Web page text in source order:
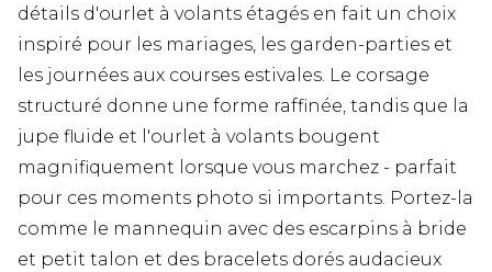
détails d'ourlet à volants étagés en fait un choix
inspiré pour les mariages, les garden-parties et
les journées aux courses estivales. Le corsage
structuré donne une forme raffinée, tandis que la
jupe fluide et l'ourlet à volants bougent
magnifiquement lorsque vous marchez - parfait
pour ces moments photo si importants. Portez-la
comme le mannequin avec des escarpins à bride
et petit talon et des bracelets dorés audacieux